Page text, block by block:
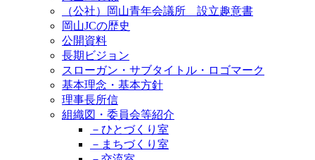
（公社）岡山青年会議所 設立趣意書
岡山JCの歴史
公開資料
長期ビジョン
スローガン・サブタイトル・ロゴマーク
基本理念・基本方針
理事長所信
組織図・委員会等紹介
－ひとづくり室
－まちづくり室